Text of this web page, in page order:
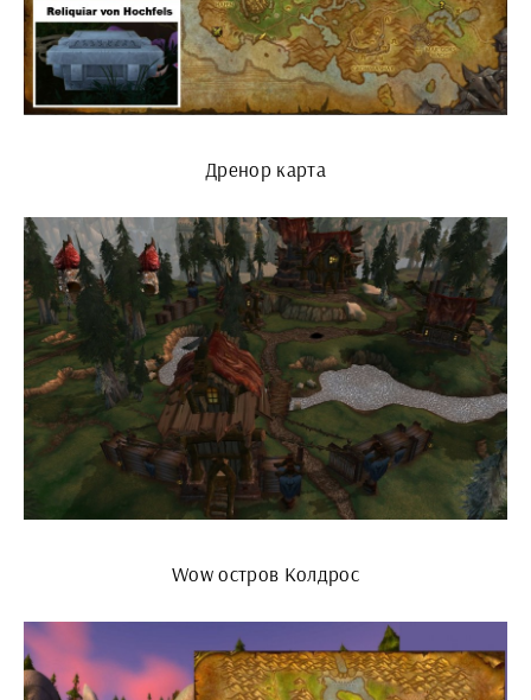
Дренор карта
Wow остров Колдрос